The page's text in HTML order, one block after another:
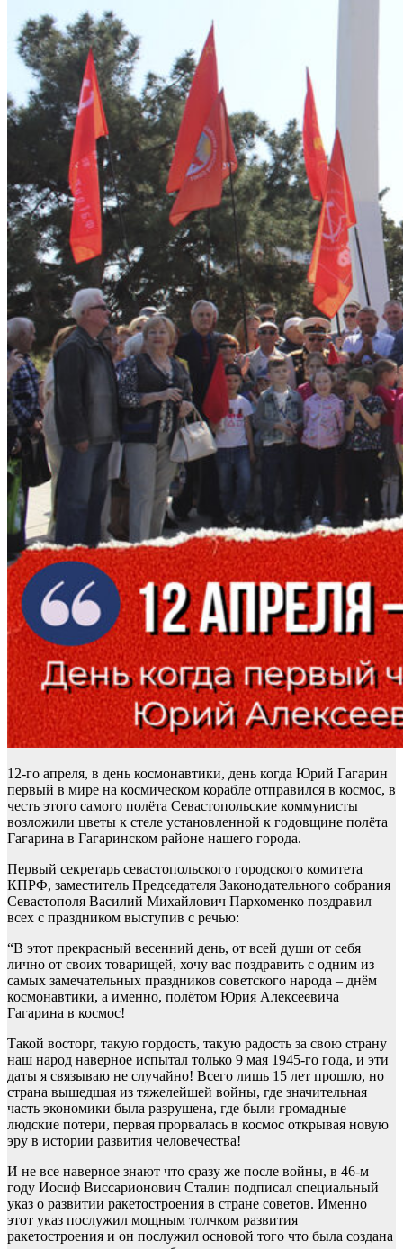
12-го апреля, в день космонавтики, день когда Юрий Гагарин
первый в мире на космическом корабле отправился в космос, в
честь этого самого полёта Севастопольские коммунисты
возложили цветы к стеле установленной к годовщине полёта
Гагарина в Гагаринском районе нашего города.
Первый секретарь севастопольского городского комитета
КПРФ, заместитель Председателя Законодательного собрания
Севастополя Василий Михайлович Пархоменко поздравил
всех с праздником выступив с речью:
“В этот прекрасный весенний день, от всей души от себя
лично от своих товарищей, хочу вас поздравить с одним из
самых замечательных праздников советского народа – днём
космонавтики, а именно, полётом Юрия Алексеевича
Гагарина в космос!
Такой восторг, такую гордость, такую радость за свою страну
наш народ наверное испытал только 9 мая 1945-го года, и эти
даты я связываю не случайно! Всего лишь 15 лет прошло, но
страна вышедшая из тяжелейшей войны, где значительная
часть экономики была разрушена, где были громадные
людские потери, первая прорвалась в космос открывая новую
эру в истории развития человечества!
И не все наверное знают что сразу же после войны, в 46-м
году Иосиф Виссарионович Сталин подписал специальный
указ о развитии ракетостроения в стране советов. Именно
этот указ послужил мощным толчком развития
ракетостроения и он послужил основой того что была создана